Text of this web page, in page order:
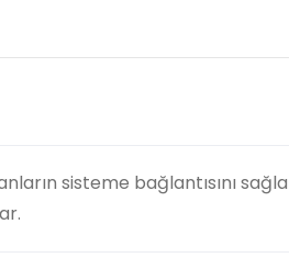
sisteme bağlantısını